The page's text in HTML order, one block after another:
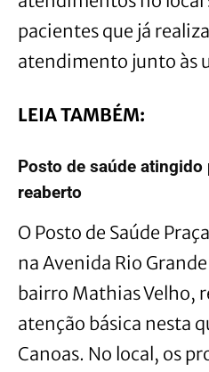
pacientes que já
atendimento junto às
LEIA TAMBÉM:
Posto de saúde atingido
reaberto
O Posto de Saúde
na Avenida Rio
bairro Mathias Velho,
atenção básica nesta
Canoas. No local, os